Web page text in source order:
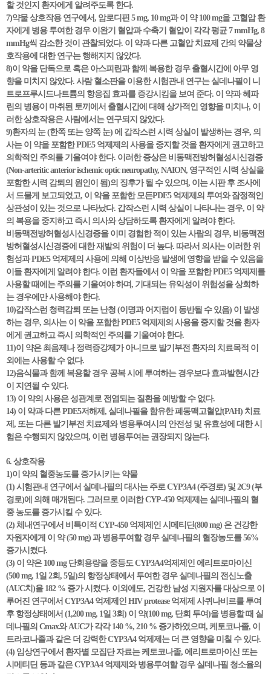
할 것인지 환자에게 알려주도록 한다.
7)약물 상호작용 연구에서, 암로디핀 5 mg, 10 mg과 이 약 100 mg을 고혈압 환
자에게 병용 투여한 경우 이완기 혈압과 수축기 혈압이 각각 평균 7 mmHg, 8
mmHg씩 감소한 것이 관찰되었다. 이 약과 다른 고혈압 치료제 간의 약물상
호작용에 대한 연구는 행해지지 않았다.
8)이 약을 단독으로 혹은 아스피린과 함께 복용한 경우 출혈시간에 아무 영
향을 미치지 않았다. 사람 혈소판을 이용한 시험관내 연구는 실데나필이 니
트로프루시드나트륨의 항응집 효과를 증강시킴을 보여 준다. 이 약과 헤파
린의 병용이 마취된 토끼에서 출혈시간에 대해 상가적인 영향을 미치나, 이
러한 상호작용은 사람에서는 연구되지 않았다.
9)환자의 눈 (한쪽 또는 양쪽 눈) 에 갑작스런 시력 상실이 발생하는 경우, 의
사는 이 약을 포함한 PDE5 억제제의 사용을 중지할 것을 환자에게 권고하고
의학적인 주의를 기울여야 한다. 이러한 증상은 비동맥전방허혈성시신경증
(Non-arteritic anterior ischemic optic neuropathy, NAION, 영구적인 시력 상실을
포함한 시력 감퇴의 원인이 됨)의 징후가 될 수 있으며, 이는 시판 후 조사에
서 드물게 보고되었고, 이 약을 포함한 모든PDE5 억제제의 투여와 잠정적인
상관성이 있는 것으로 나타났다. 갑작스런 시력 상실이 나타나는 경우, 이 약
의 복용을 중지하고 즉시 의사와 상담하도록 환자에게 알려야 한다.
비동맥전방허혈성시신경증을 이미 경험한 적이 있는 사람의 경우, 비동맥전
방허혈성시신경증에 대한 재발의 위험이 더 높다. 따라서 의사는 이러한 위
험성과 PDE5 억제제의 사용에 의해 이상반응 발생에 영향을 받을 수 있음을
이들 환자에게 알려야 한다. 이런 환자들에서 이 약을 포함한 PDE5 억제제를
사용할 때에는 주의를 기울여야 하며, 기대되는 유익성이 위험성을 상회하
는 경우에만 사용해야 한다.
10)갑작스런 청력감퇴 또는 난청 (이명과 어지럼이 동반될 수 있음) 이 발생
하는 경우, 의사는 이 약을 포함한 PDE5 억제제의 사용을 중지할 것을 환자
에게 권고하고 즉시 의학적인 주의를 기울여야 한다.
11)이 약은 최음제나 정력증강제가 아니므로 발기부전 환자의 치료목적 이
외에는 사용할 수 없다.
12)음식물과 함께 복용할 경우 공복 시에 투여하는 경우보다 효과발현시간
이 지연될 수 있다.
13) 이 약의 사용은 성관계로 전염되는 질환을 예방할 수 없다.
14) 이 약과 다른 PDE5저해제, 실데나필을 함유한 폐동맥고혈압(PAH) 치료
제, 또는 다른 발기부전 치료제와 병용투여시의 안전성 및 유효성에 대한 시
험은 수행되지 않았으며, 이런 병용투여는 권장되지 않는다.
6. 상호작용
1)이 약의 혈중농도를 증가시키는 약물
(1) 시험관내 연구에서 실데나필의 대사는 주로 CYP3A4 (주경로) 및 2C9 (부
경로)에 의해 매개된다. 그러므로 이러한 CYP-450 억제제는 실데나필의 혈
중 농도를 증가시킬 수 있다.
(2) 체내연구에서 비특이적 CYP-450 억제제인 시메티딘(800 mg) 은 건강한
자원자에게 이 약 (50 mg) 과 병용투여할 경우 실데나필의 혈장농도를 56%
증가시켰다.
(3) 이 약은 100 mg 단회용량을 중등도 CYP3A4억제제인 에리트로마이신
(500 mg, 1일 2회, 5일)의 항정상태에서 투여한 경우 실데나필의 전신노출
(AUC치)을 182 % 증가 시켰다. 이외에도, 건강한 남성 지원자를 대상으로 이
루어진 연구에서 CYP3A4 억제제인 HIV protease 억제제 사퀴나비르를 투여
후 항정상태에서 (1,200 mg, 1일 3회) 이 약(100 mg, 단회 투여)을 병용할 때 실
데나필의 Cmax와 AUC가 각각 140 %, 210 % 증가하였으며, 케토코나졸, 이
트라코나졸과 같은 더 강력한 CYP3A4 억제제는 더 큰 영향을 미칠 수 있다.
(4) 임상연구에서 환자별 모집단 자료는 케토코나졸, 에리트로마이신 또는
시메티딘 등과 같은 CYP3A4 억제제와 병용투여할 경우 실데나필 청소율의